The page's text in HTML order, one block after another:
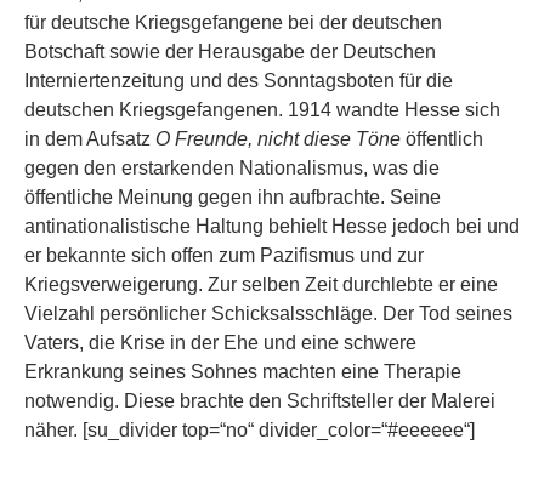
für deutsche Kriegsgefangene bei der deutschen
Botschaft sowie der Herausgabe der Deutschen
Interniertenzeitung und des Sonntagsboten für die
deutschen Kriegsgefangenen. 1914 wandte Hesse sich
in dem Aufsatz O Freunde, nicht diese Töne öffentlich
gegen den erstarkenden Nationalismus, was die
öffentliche Meinung gegen ihn aufbrachte. Seine
antinationalistische Haltung behielt Hesse jedoch bei und
er bekannte sich offen zum Pazifismus und zur
Kriegsverweigerung. Zur selben Zeit durchlebte er eine
Vielzahl persönlicher Schicksalsschläge. Der Tod seines
Vaters, die Krise in der Ehe und eine schwere
Erkrankung seines Sohnes machten eine Therapie
notwendig. Diese brachte den Schriftsteller der Malerei
näher. [su_divider top=“no“ divider_color=“#eeeeee“]